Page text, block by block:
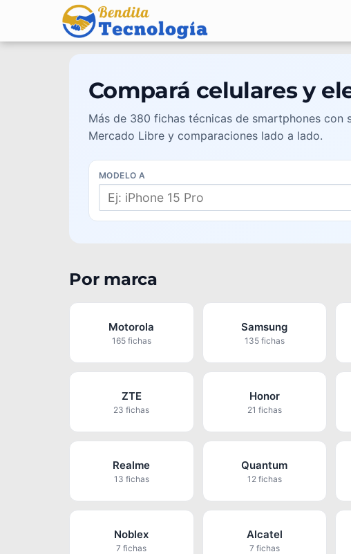
Compará celulares y
Más de 380 fichas técnicas de smartphones con
Mercado Libre y comparaciones lado a lado.
MODELO A
Por marca
Motorola
165 fichas
Samsung
135 fichas
ZTE
23 fichas
Honor
21 fichas
Realme
13 fichas
Quantum
12 fichas
Noblex
7 fichas
Alcatel
7 fichas